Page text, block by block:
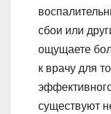
сбои или
ощущаете
к врачу для
существуют